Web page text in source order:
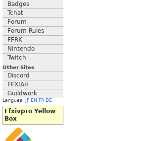
Badges
Tchat
Forum
Forum Rules
FFRK
Nintendo
Twitch
Other Sites
Discord
FFXIAH
Guildwork
Langues: JP EN FR DE
Ffxivpro Yellow
Box